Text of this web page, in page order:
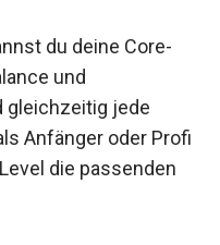
du deine Core-
und
gleichzeitig jede
Anfänger oder